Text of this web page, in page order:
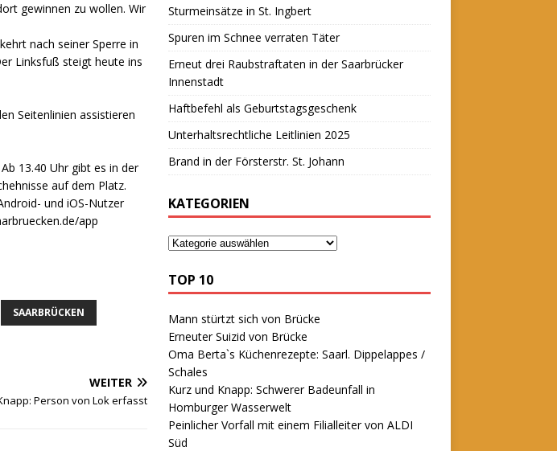
gewinnen zu wollen. Wir
nach seiner Sperre in
Linksfuß steigt heute ins
Seitenlinien assistieren
13.40 Uhr gibt es in der
auf dem Platz.
und iOS-Nutzer
app
SAARBRÜCKEN
WEITER
Person von Lok erfasst
Sturmeinsätze in St. Ingbert
Spuren im Schnee verraten Täter
Erneut drei Raubstraftaten in der Saarbrücker
Innenstadt
Haftbefehl als Geburtstagsgeschenk
Unterhaltsrechtliche Leitlinien 2025
Brand in der Försterstr. St. Johann
KATEGORIEN
TOP 10
Mann stürtzt sich von Brücke
Erneuter Suizid von Brücke
Oma Berta`s Küchenrezepte: Saarl. Dippelappes /
Schales
Kurz und Knapp: Schwerer Badeunfall in
Homburger Wasserwelt
Peinlicher Vorfall mit einem Filialleiter von ALDI
Süd